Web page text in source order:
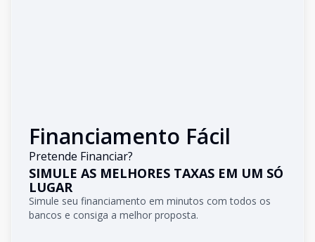
Financiamento Fácil
Pretende Financiar?
SIMULE AS MELHORES TAXAS EM UM SÓ
LUGAR
Simule seu financiamento em minutos com todos os
bancos e consiga a melhor proposta.